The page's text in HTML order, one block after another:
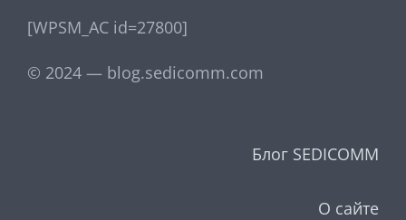
[WPSM_AC id=27800]
© 2024 — blog.sedicomm.com
Блог SEDICOMM
О сайте